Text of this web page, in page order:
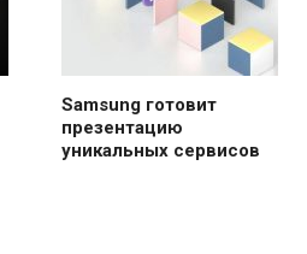
Samsung готовит
презентацию
уникальных сервисов